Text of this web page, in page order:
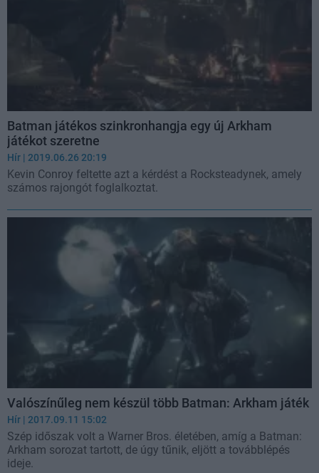
Batman játékos szinkronhangja egy új Arkham
játékot szeretne
Hír | 2019.06.26 20:19
Kevin Conroy feltette azt a kérdést a Rocksteadynek, amely
számos rajongót foglalkoztat.
Valószínűleg nem készül több Batman: Arkham játék
Hír | 2017.09.11 15:02
Szép időszak volt a Warner Bros. életében, amíg a Batman:
Arkham sorozat tartott, de úgy tűnik, eljött a továbblépés
ideje.